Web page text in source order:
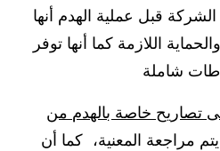
الشركة قبل عملية الهدم أنها
اللازمة كما أنها توفر
تصاريح خاصة بالهدم من
مراجعة المعنية، كما أن